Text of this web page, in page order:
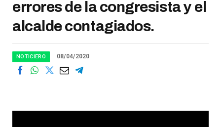
errores de la congresista y el
alcalde contagiados.
NOTICIERO 08/04/2020